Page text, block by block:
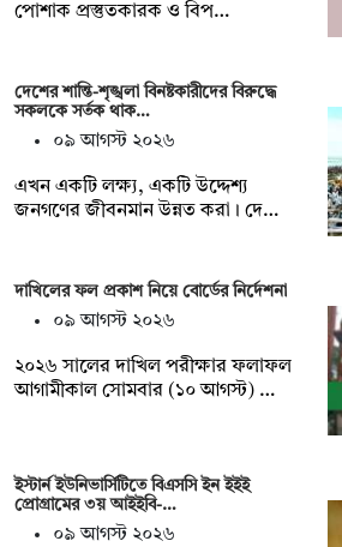
পোশাক প্রস্তুতকারক ও বিপ…
দেশের শান্তি-শৃঙ্খলা বিনষ্টকারীদের বিরুদ্ধে
সকলকে সর্তক থাক…
০৯ আগস্ট ২০২৬
এখন একটি লক্ষ্য, একটি উদ্দেশ্য
জনগণের জীবনমান উন্নত করা। দে…
দাখিলের ফল প্রকাশ নিয়ে বোর্ডের নির্দেশনা
০৯ আগস্ট ২০২৬
২০২৬ সালের দাখিল পরীক্ষার ফলাফল
আগামীকাল সোমবার (১০ আগস্ট) …
ইস্টার্ন ইউনিভার্সিটিতে বিএসসি ইন ইইই
প্রোগ্রামের ৩য় আইইবি-…
০৯ আগস্ট ২০২৬